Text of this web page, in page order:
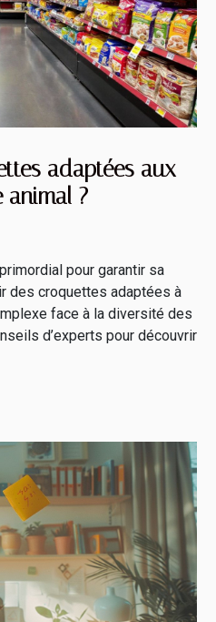
adaptées aux
animal ?
pour garantir sa
des croquettes adaptées à
face à la diversité des
d’experts pour découvrir